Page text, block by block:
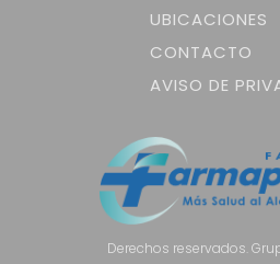
UBICACIONES
CONTACTO
AVISO DE
Derechos reservados.